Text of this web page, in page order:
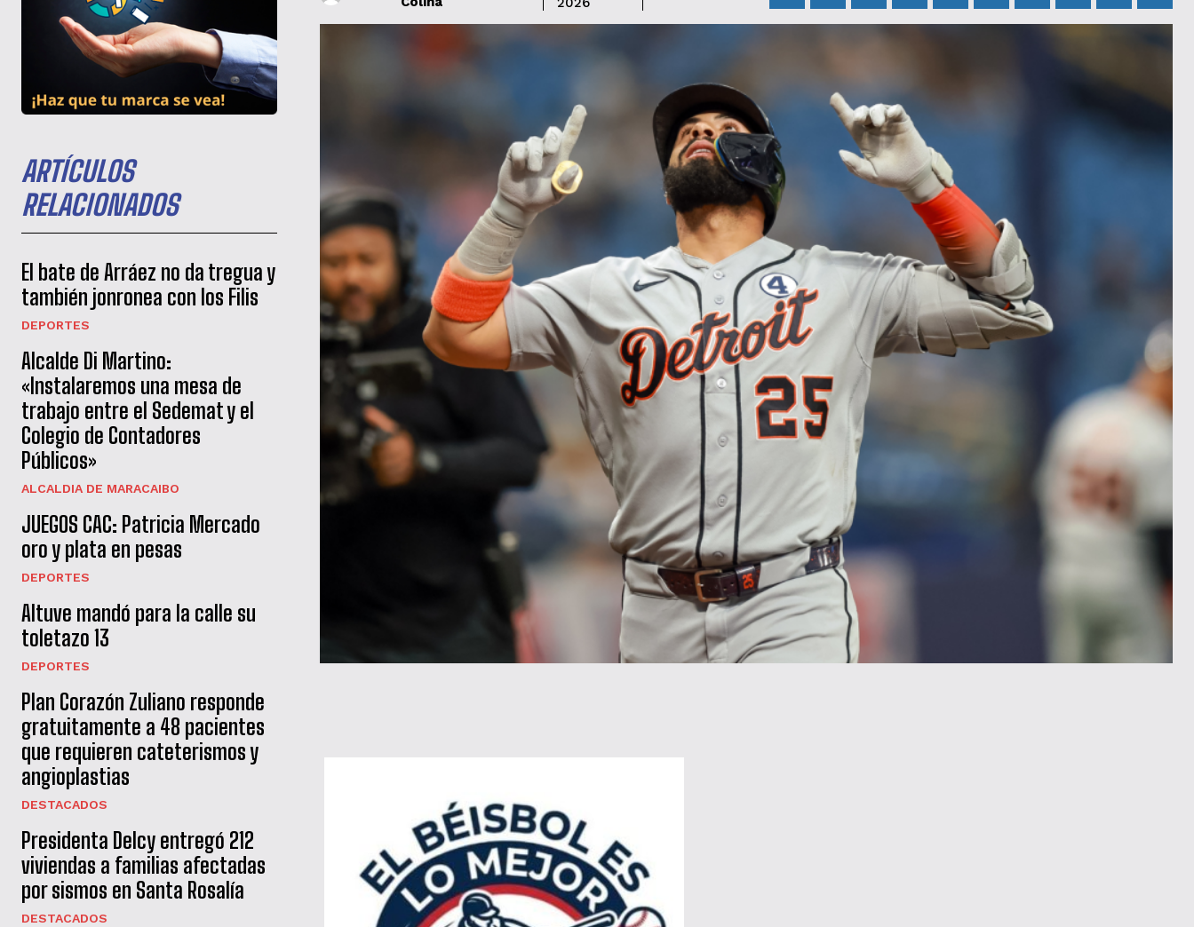
ARTÍCULOS
RELACIONADOS
El bate de Arráez no da tregua y
también jonronea con los Filis
DEPORTES
Alcalde Di Martino:
«Instalaremos una mesa de
trabajo entre el Sedemat y el
Colegio de Contadores
Públicos»
ALCALDIA DE MARACAIBO
JUEGOS CAC: Patricia Mercado
oro y plata en pesas
DEPORTES
Altuve mandó para la calle su
toletazo 13
DEPORTES
Plan Corazón Zuliano responde
gratuitamente a 48 pacientes
que requieren cateterismos y
angioplastias
DESTACADOS
Presidenta Delcy entregó 212
viviendas a familias afectadas
por sismos en Santa Rosalía
DESTACADOS